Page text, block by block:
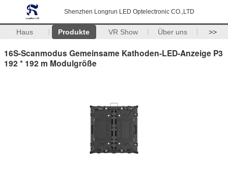
Shenzhen Longrun LED Optelectronic CO.,LTD
Haus Produkte VR Show Über uns >>
16S-Scanmodus Gemeinsame Kathoden-LED-Anzeige P3
192 * 192 m Modulgröße